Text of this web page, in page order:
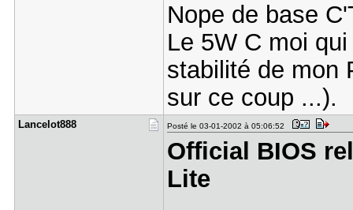
Nope de base
Le 5W C moi
stabilité de mon
sur ce coup ...).
Lancelot88​8 Posté le 03-01-2002 à 05:06:52
Official BIOS
Lite